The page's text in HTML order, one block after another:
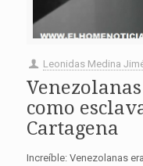
Leonidas Medina
como
Cartagena
Increíble: Venezolanas